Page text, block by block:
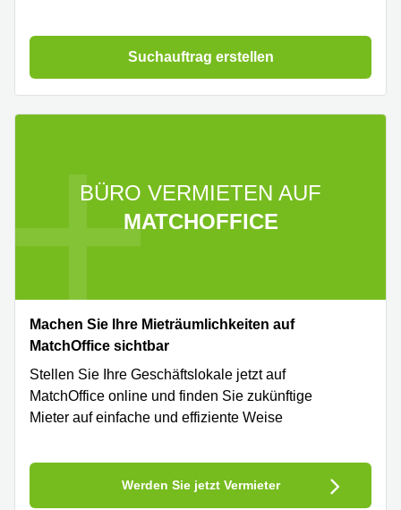
Suchauftrag erstellen
BÜRO VERMIETEN AUF
MATCHOFFICE
Machen Sie Ihre Mieträumlichkeiten auf
MatchOffice sichtbar
Stellen Sie Ihre Geschäftslokale jetzt auf
MatchOffice online und finden Sie zukünftige
Mieter auf einfache und effiziente Weise
Werden Sie jetzt Vermieter